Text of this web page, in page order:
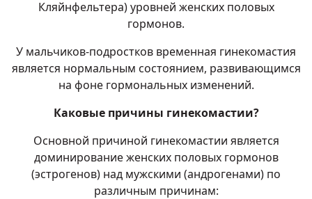
Кляйнфельтера) уровней женских половых
гормонов.
У мальчиков-подростков временная гинекомастия
является нормальным состоянием, развивающимся
на фоне гормональных изменений.
Каковые причины гинекомастии?
Основной причиной гинекомастии является
доминирование женских половых гормонов
(эстрогенов) над мужскими (андрогенами) по
различным причинам: